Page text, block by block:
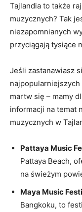
Tajlandia to także
muzycznych? Tak
niezapomnianych
przyciągają⁤ tysiące
Jeśli zastanawiasz
martw się – mamy
⁢informacji na temat
muzycznych w
Pattaya Music
Pattaya Beach,
na świeżym
Maya Music
Bangkoku, to